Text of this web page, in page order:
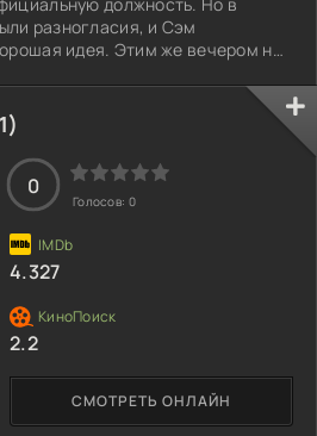
разногласия, и Сэм
идея. Этим же вечером на
ближайшего окружения
СМОТРЕТЬ ОНЛАЙН
0
Голосов: 0
4.327
2.2